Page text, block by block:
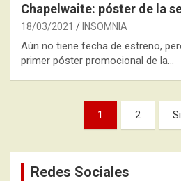
Chapelwaite: póster de la
18/03/2021 INSOMNIA
Aún no tiene fecha de estreno,
primer póster promocional de la…
entradas
1 2
Redes Sociales